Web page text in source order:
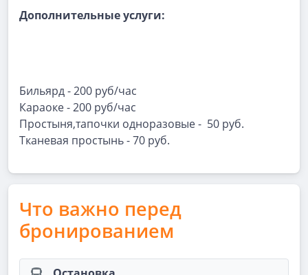
Дополнительные услуги:
Бильярд - 200 руб/час
Караоке - 200 руб/час
Простыня,тапочки одноразовые - 50 руб.
Тканевая простынь - 70 руб.
Что важно перед
бронированием